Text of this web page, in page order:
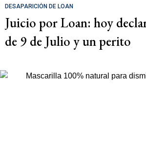
DESAPARICIÓN DE LOAN
Juicio por Loan: hoy
de 9 de Julio y un perito